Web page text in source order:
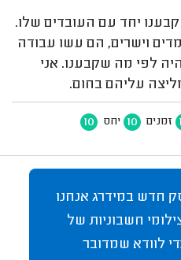
יחד עם העובדים שלו.
וישרים, הם עשו עבודה
לפי מה שקבענו. אני
עליהם בחום.
זמנים 10 יחס 10
חדש במידרג אנחנו
חשבוניות של
לוודא שמדובר